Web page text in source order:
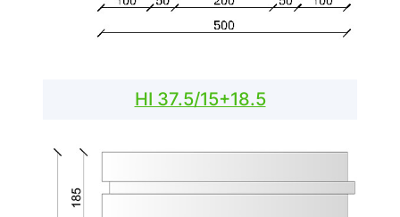
HI 37.5/15+18.5